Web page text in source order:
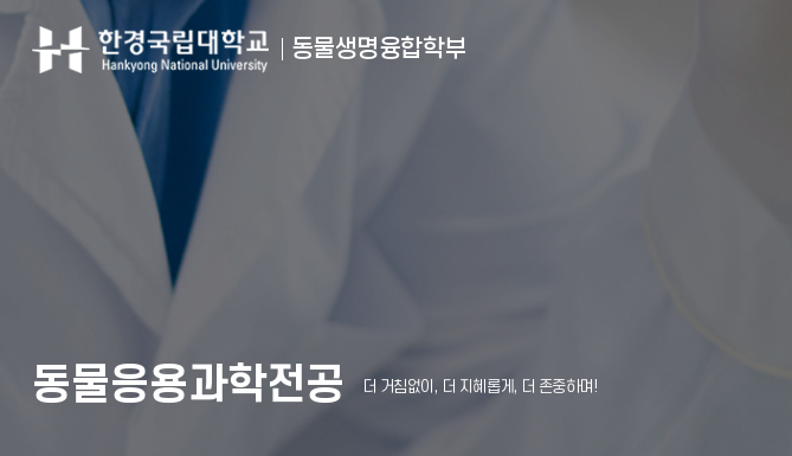
동물생명융합학부
동물응용과학전공